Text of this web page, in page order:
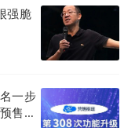
服务。
强脆
一步
售兑